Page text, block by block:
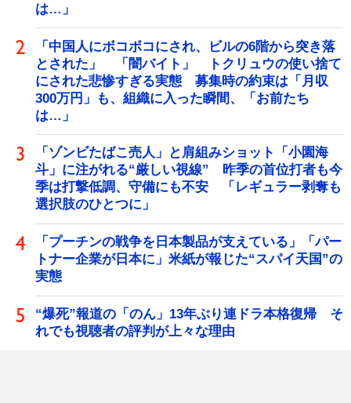
は…」
「中国人にボコボコにされ、ビルの6階から突き落
とされた」 「闇バイト」 トクリュウの使い捨て
にされた悲惨すぎる実態 募集時の約束は「月収
300万円」も、組織に入った瞬間、「お前たち
は…」
「ゾンビたばこ売人」と肩組みショット「小園海
斗」に注がれる“厳しい視線” 昨季の首位打者も今
季は打撃低調、守備にも不安 「レギュラー剥奪も
選択肢のひとつに」
「プーチンの戦争を日本製品が支えている」「パー
トナー企業が日本に」米紙が報じた“スパイ天国”の
実態
“爆死”報道の「のん」13年ぶり連ドラ本格復帰 そ
れでも視聴者の評判が上々な理由